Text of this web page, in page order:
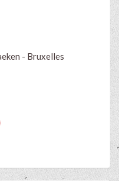
- Bruxelles